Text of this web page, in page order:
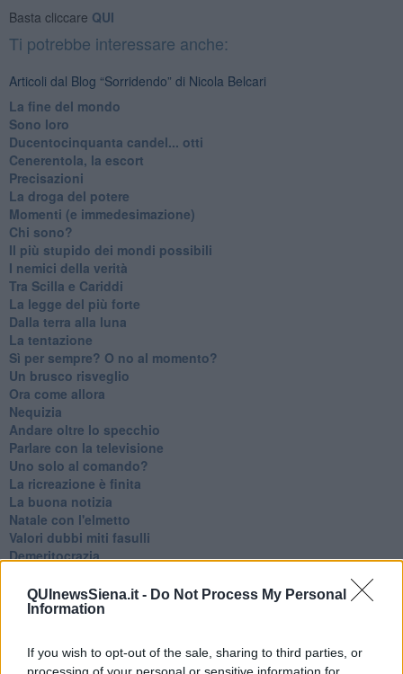
QUInewsSiena.it - Do Not Process My Personal
Information
If you wish to opt-out of the sale, sharing to third parties, or
processing of your personal or sensitive information for
Basta cliccare QUI
Ti potrebbe interessare anche:
Articoli dal Blog “Sorridendo” di Nicola Belcari
La fine del mondo
Sono loro
Ducentocinquanta candel... otti
Cenerentola, la escort
Precisazioni
La droga del potere
Momenti (e immedesimazione)
Chi sono?
Il più stupido dei mondi possibili
I nemici della verità
Tra Scilla e Cariddi
La legge del più forte
Dalla terra alla luna
La tentazione
​Sì per sempre? O no al momento?
Un brusco risveglio
Ora come allora
Nequizia
Andare oltre lo specchio
Parlare con la televisione
Uno solo al comando?
La ricreazione è finita
La buona notizia
Natale con l'elmetto
Valori dubbi miti fasulli
Demeritocrazia
Halloween
​Lucrezia Borgia, una storia di potere
Il terzo compito
L'abiura di Galileo